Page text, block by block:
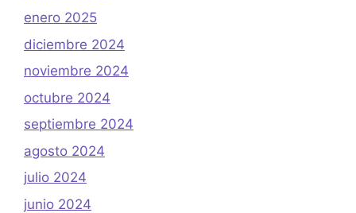
enero 2025
diciembre 2024
noviembre 2024
octubre 2024
septiembre 2024
agosto 2024
julio 2024
junio 2024